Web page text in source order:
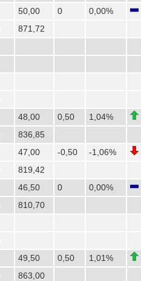
50,00 0
0,00%
871,72
48,00 0,50
1,04%
836,85
47,00 -0,50
-1,06%
819,42
46,50 0
0,00%
810,70
49,50 0,50
1,01%
863,00